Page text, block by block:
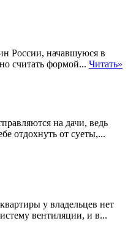
России, начавшуюся в
считать формой... Читать»
на дачи, ведь
отдохнуть от суеты,...
у владельцев нет
вентиляции, и в...